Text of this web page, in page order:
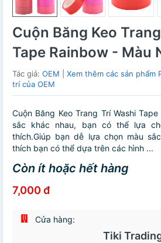
Cuộn Băng Keo
Tape Rainbow - Màu
Tác giả: OEM
Xem thêm các sản phẩm
trí của OEM
Cuộn Băng Keo Trang Trí Washi
sắc khác nhau, bạn có thể lựa
thích.Giúp bạn dễ lựa chọn màu
thích bạn có thể dựa trên các hình ...
Còn ít hoặc hết hàng
7,000 đ
Cửa hàng:
Tiki